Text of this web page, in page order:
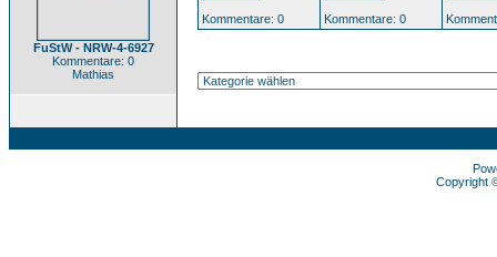
FuStW - NRW-4-6927
Kommentare: 0
Mathias
Kommentare: 0
Kommentare: 0
Copyright